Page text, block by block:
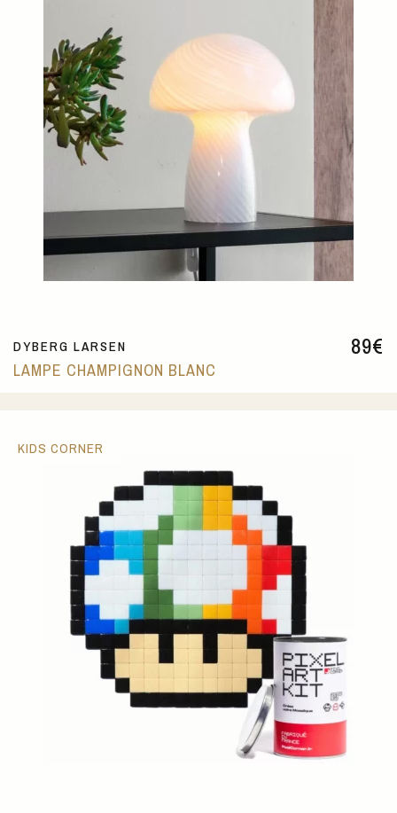
89€
DYBERG LARSEN
LAMPE CHAMPIGNON BLANC
KIDS CORNER